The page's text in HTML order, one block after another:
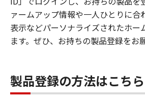
ァームアップ情報や一人ひとりに合
表示などパーソナライズされたホー
ます。ぜひ、お持ちの製品登録をお
製品登録の方法はこちら